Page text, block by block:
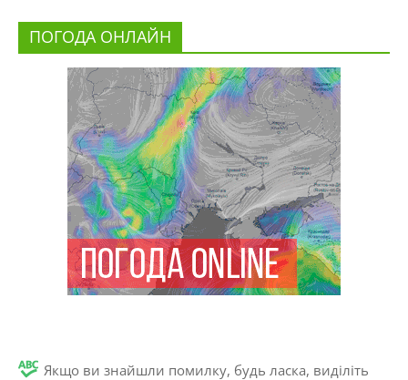
ПОГОДА ОНЛАЙН
Якщо ви знайшли помилку, будь ласка, виділіть